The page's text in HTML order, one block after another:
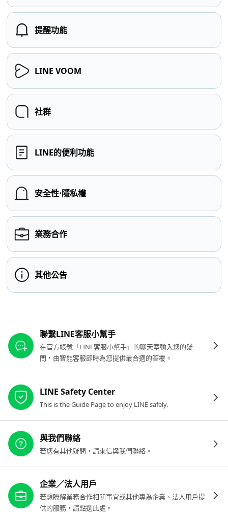
提醒功能
LINE VOOM
社群
LINE的便利功能
安全性⋅隱私權
業務合作
其他公告
聯繫LINE客服小幫手
在官方帳號「LINE客服小幫手」的聊天室輸入您的疑
問，由智能客服即時為您提供最合適的答覆。
LINE Safety Center
This is the Guide Page to enjoy LINE safely.
與我們聯絡
若您有其他疑問，請來信與我們聯絡。
企業／法人用戶
若想瞭解業務合作相關事宜或其他專為企業、法人用戶提
供的服務，請點選此處。